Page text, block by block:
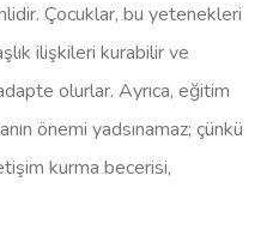
Çocuklar, bu yetenekleri
ilişkileri kurabilir ve
olurlar. Ayrıca, eğitim
önemi yadsınamaz; çünkü
kurma becerisi,